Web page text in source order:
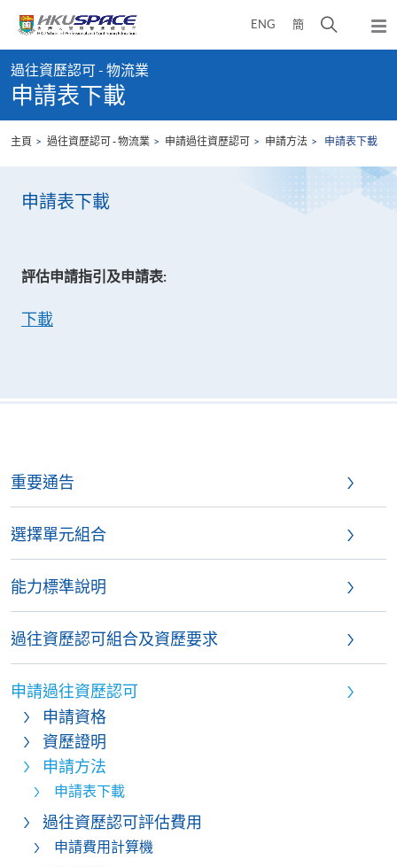
content
ENG 簡
開
面
彈
出
content
start
過往資歷認可 - 物流業
申請表下載
主頁 過往資歷認可 - 物流業 申請過往資歷認可 申請方法 申請表下載
申請表下載
評估申請指引及申請表:
下載
重要通告
選擇單元組合
能力標準說明
過往資歷認可組合及資歷要求
申請過往資歷認可
申請資格
資歷證明
申請方法
申請表下載
過往資歷認可評估費用
申請費用計算機